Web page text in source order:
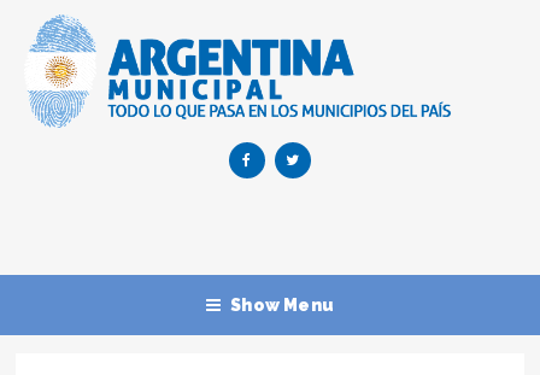
Show Menu